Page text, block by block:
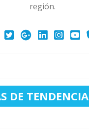
región.
DE TENDENCIA